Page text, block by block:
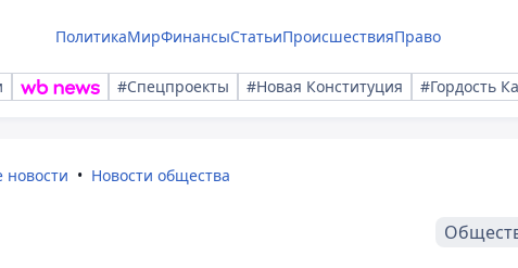
ПолитикаМирФинансыСтатьиПроисшествияПраво
#Спецпроекты #Новая Конституция #Гордость
новости Новости общества